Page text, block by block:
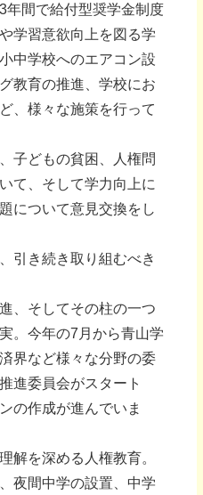
年間で給付型奨学金制度
学習意欲向上を図る学
中学校へのエアコン設
教育の推進、学校にお
、様々な施策を行って
子どもの貧困、人権問
て、そして学力向上に
について意見交換をし
引き続き取り組むべき
、そしてその柱の一つ
。今年の7月から青山学
界など様々な分野の委
進委員会がスタート
の作成が進んでいま
解を深める人権教育。
夜間中学の設置、中学